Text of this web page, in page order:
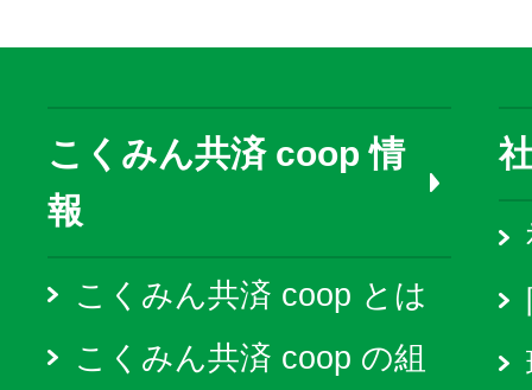
こくみん共済 coop 情
報
こくみん共済 coop とは
こくみん共済 coop の組